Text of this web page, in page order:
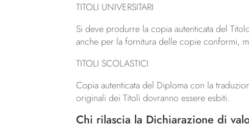
TITOLI UNIVERSITARI
Si deve produrre la copia autenticata del
anche per la fornitura delle copie conformi,
TITOLI SCOLASTICI
Copia autenticata del Diploma con la
originali dei Titoli dovranno essere esbiti.
Chi rilascia la Dichiarazione di